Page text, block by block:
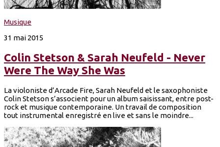
Musique
31 mai 2015
Colin Stetson & Sarah Neufeld - Never
Were The Way She Was
La violoniste d’Arcade Fire, Sarah Neufeld et le saxophoniste
Colin Stetson s’associent pour un album saisissant, entre post-
rock et musique contemporaine. Un travail de composition
tout instrumental enregistré en live et sans le moindre...